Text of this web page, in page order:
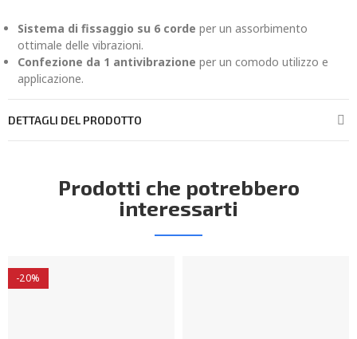
Sistema di fissaggio su 6 corde per un assorbimento
ottimale delle vibrazioni.
Confezione da 1 antivibrazione per un comodo utilizzo e
applicazione.
DETTAGLI DEL PRODOTTO
Prodotti che potrebbero
interessarti
-20%